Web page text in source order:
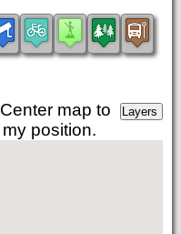
Center map to
my position.